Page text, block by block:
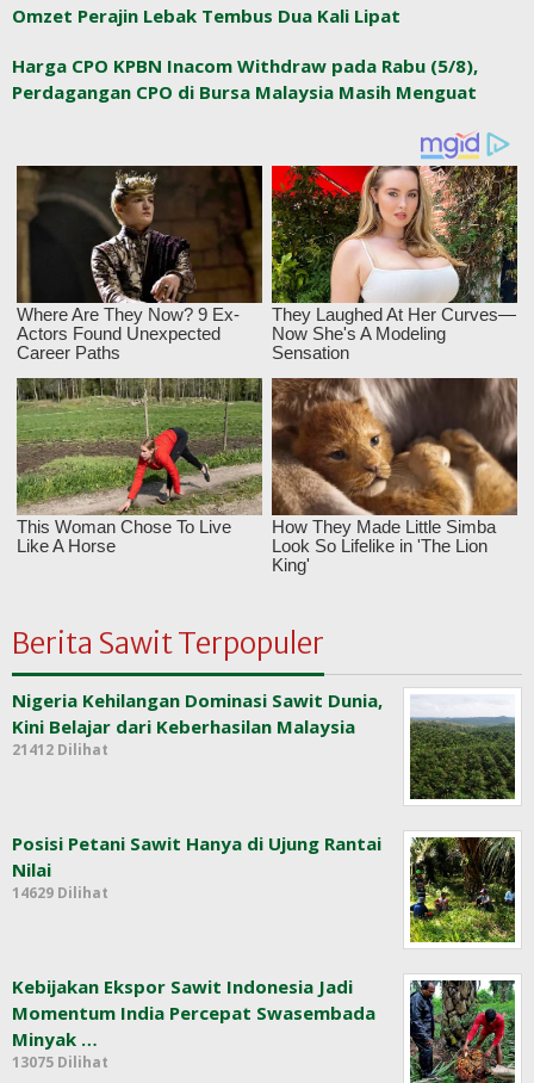
Omzet Perajin Lebak Tembus Dua Kali Lipat
Harga CPO KPBN Inacom Withdraw pada Rabu (5/8),
Perdagangan CPO di Bursa Malaysia Masih Menguat
Berita Sawit Terpopuler
Nigeria Kehilangan Dominasi Sawit Dunia,
Kini Belajar dari Keberhasilan Malaysia
21412 Dilihat
Posisi Petani Sawit Hanya di Ujung Rantai
Nilai
14629 Dilihat
Kebijakan Ekspor Sawit Indonesia Jadi
Momentum India Percepat Swasembada
Minyak …
13075 Dilihat